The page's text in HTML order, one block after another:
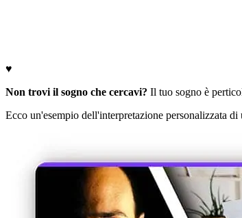
♥
Non trovi il sogno che cercavi? Il tuo sogno è
Ecco un'esempio dell'interpretazione personalizzata di